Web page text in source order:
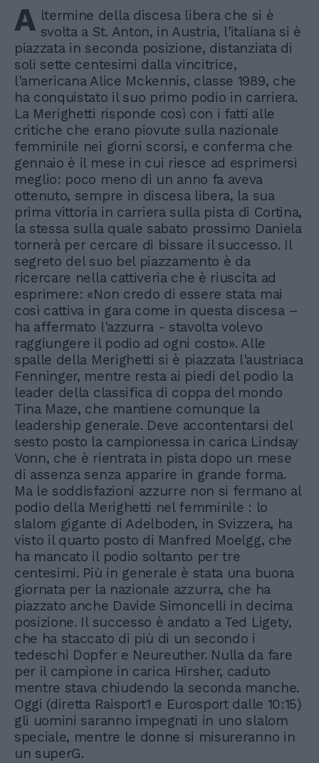
A ltermine della discesa libera che si è
svolta a St. Anton, in Austria, l'italiana si è
piazzata in seconda posizione, distanziata di
soli sette centesimi dalla vincitrice,
l'americana Alice Mckennis, classe 1989, che
ha conquistato il suo primo podio in carriera.
La Merighetti risponde così con i fatti alle
critiche che erano piovute sulla nazionale
femminile nei giorni scorsi, e conferma che
gennaio è il mese in cui riesce ad esprimersi
meglio: poco meno di un anno fa aveva
ottenuto, sempre in discesa libera, la sua
prima vittoria in carriera sulla pista di Cortina,
la stessa sulla quale sabato prossimo Daniela
tornerà per cercare di bissare il successo. Il
segreto del suo bel piazzamento è da
ricercare nella cattiveria che è riuscita ad
esprimere: «Non credo di essere stata mai
così cattiva in gara come in questa discesa –
ha affermato l'azzurra - stavolta volevo
raggiungere il podio ad ogni costo». Alle
spalle della Merighetti si è piazzata l'austriaca
Fenninger, mentre resta ai piedi del podio la
leader della classifica di coppa del mondo
Tina Maze, che mantiene comunque la
leadership generale. Deve accontentarsi del
sesto posto la campionessa in carica Lindsay
Vonn, che è rientrata in pista dopo un mese
di assenza senza apparire in grande forma.
Ma le soddisfazioni azzurre non si fermano al
podio della Merighetti nel femminile : lo
slalom gigante di Adelboden, in Svizzera, ha
visto il quarto posto di Manfred Moelgg, che
ha mancato il podio soltanto per tre
centesimi. Più in generale è stata una buona
giornata per la nazionale azzurra, che ha
piazzato anche Davide Simoncelli in decima
posizione. Il successo è andato a Ted Ligety,
che ha staccato di più di un secondo i
tedeschi Dopfer e Neureuther. Nulla da fare
per il campione in carica Hirsher, caduto
mentre stava chiudendo la seconda manche.
Oggi (diretta Raisport1 e Eurosport dalle 10:15)
gli uomini saranno impegnati in uno slalom
speciale, mentre le donne si misureranno in
un superG.